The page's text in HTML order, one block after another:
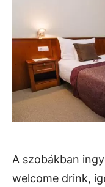
A szobákban
welcome drink,